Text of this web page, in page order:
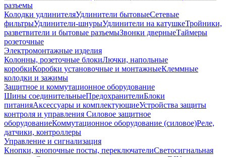
разъемы
Колодки удлинителяУдлинители бытовыеСетевые
фильтрыУдлинители-шнурыУдлинители на катушкеТройники,
разветвители и бытовые разъемыЗвонки дверныеТаймеры
розеточные
Электромонтажные изделия
Колонны, розеточные блокиЛючки, напольные
коробкиКоробки установочные и монтажныеКлеммные
колодки и зажимы
Защитное и коммутационное оборудование
Шины соединительныеПредохранителиБлоки
питанияАксессуары и комплектующиеУстройства защиты
контроля и управления Силовое защитное
оборудованиеКоммутационное оборудование (силовое)Реле,
датчики, контроллеры
Управление и сигнализация
Кнопки, кнопочные посты, переключателиСветосигнальная